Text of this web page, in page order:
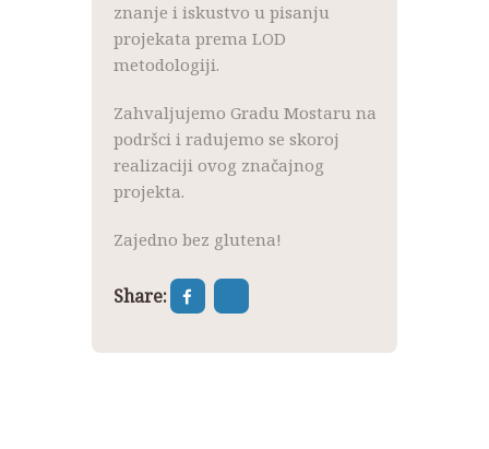
znanje i iskustvo u pisanju
projekata prema LOD
metodologiji.
Zahvaljujemo Gradu Mostaru na
podršci i radujemo se skoroj
realizaciji ovog značajnog
projekta.
Zajedno bez glutena!
Share: